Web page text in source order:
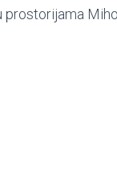
prostorijama